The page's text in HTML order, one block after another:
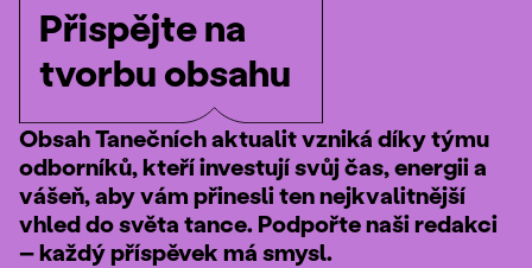
Přispějte na
tvorbu obsahu
Obsah Tanečních aktualit vzniká díky týmu
odborníků, kteří investují svůj čas, energii a
vášeň, aby vám přinesli ten nejkvalitnější
vhled do světa tance. Podpořte naši redakci
– každý příspěvek má smysl.